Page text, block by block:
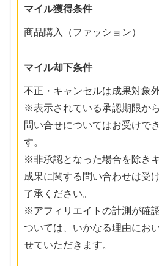
マイル獲得条件
商品購入（ファッション）
マイル却下条件
不正・キャンセルは成果対象
※表示されている承認期限か
問い合せについてはお受けで
す。
※非承認となった場合を除き
成果に関する問い合わせは受
了承ください。
※アフィリエイトの計測が確
ついては、いかなる理由にお
せていただきます。